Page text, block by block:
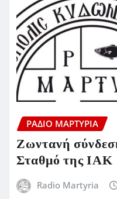
ΡΆΔΙΟ ΜΑΡΤΥΡΊΑ
Ζωντανή
Σταθμό της ΙΑΚ
Radio Martyria